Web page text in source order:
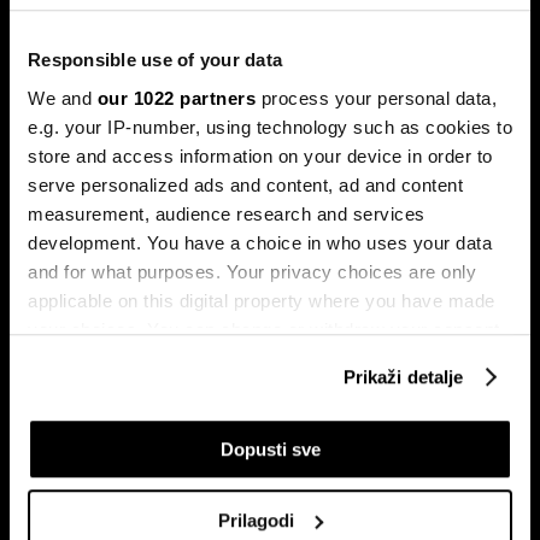
Responsible use of your data
We and our 1022 partners process your personal data,
e.g. your IP-number, using technology such as cookies to
store and access information on your device in order to
serve personalized ads and content, ad and content
measurement, audience research and services
development. You have a choice in who uses your data
and for what purposes. Your privacy choices are only
applicable on this digital property where you have made
your choices. You can change or withdraw your consent
If you allow, we would also like to:
Collect information about your geographical
Prikaži detalje
Dopusti sve
Prilagodi
Sukob oko Kube je sukob oko tri četvrtine ekonomije pod
Trumpove univerzalne carine od
Može li Donald Trump okončati